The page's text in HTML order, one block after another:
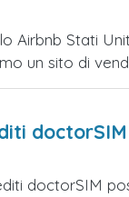
Airbnb Stati
un sito di
doctorSIM